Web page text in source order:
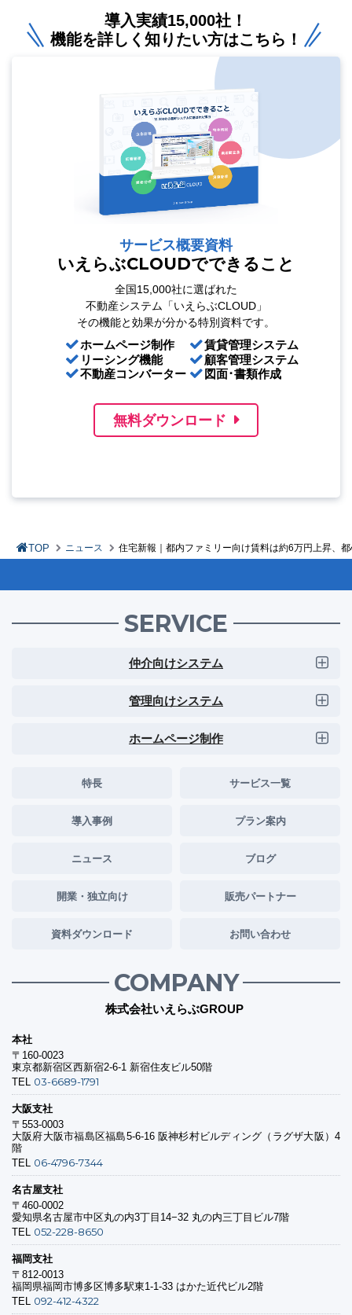
導入実績15,000社！
機能を詳しく知りたい方はこちら！
サービス概要資料
いえらぶCLOUDでできること
全国15,000社に選ばれた
不動産システム「いえらぶCLOUD」
その機能と効果が分かる特別資料です。
ホームページ制作
リーシング機能
不動産コンバーター
賃貸管理システム
顧客管理システム
図面･書類作成
無料ダウンロード
TOP ニュース 住宅新報｜都内ファミリー向け賃料は約6万円上昇、
SERVICE
仲介向けシステム
管理向けシステム
ホームページ制作
特長 サービス一覧
導入事例 プラン案内
ニュース ブログ
開業・独立向け 販売パートナー
資料ダウンロード お問い合わせ
COMPANY
株式会社いえらぶGROUP
本社
〒160-0023
東京都新宿区西新宿2-6-1 新宿住友ビル50階
TEL 03-6689-1791
大阪支社
〒553-0003
大阪府大阪市福島区福島5-6-16 阪神杉村ビルディング（ラグザ大阪）4
階
TEL 06-4796-7344
名古屋支社
〒460-0002
愛知県名古屋市中区丸の内3丁目14−32 丸の内三丁目ビル7階
TEL 052-228-8650
福岡支社
〒812-0013
福岡県福岡市博多区博多駅東1-1-33 はかた近代ビル2階
TEL 092-412-4322